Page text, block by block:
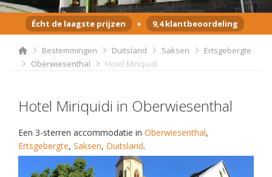
Écht de laagste prijzen + 9,4 klantbeoordeling
Bestemmingen Duitsland Saksen
Ertsgebergte
Oberwiesenthal
Hotel Miriquidi
Hotel Miriquidi in Oberwiesenthal
Een 3-sterren accommodatie in Oberwiesenthal,
Ertsgebergte, Saksen, Duitsland.